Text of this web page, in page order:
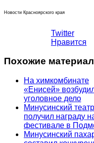
Новости Красноярского края
Twitter
Нравится
Похожие
На химкомбинате
«Енисей»
уголовное дело
Минусинский театр
получил награду
фестивале в
Минусинский